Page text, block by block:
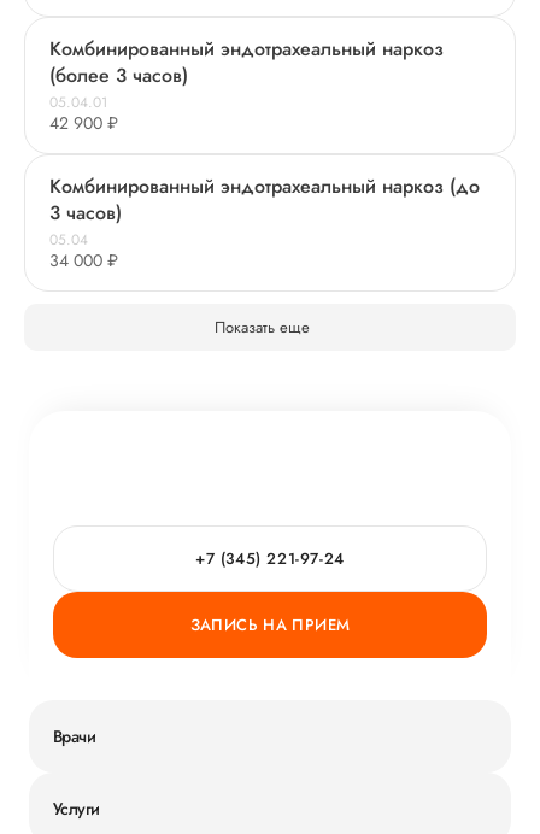
Комбинированный эндотрахеальный наркоз
(более 3 часов)
05.04.01
42 900 ₽
Комбинированный эндотрахеальный наркоз (до
3 часов)
05.04
34 000 ₽
Показать еще
+7 (345) 221-97-24
ЗАПИСЬ НА ПРИЕМ
Врачи
Услуги